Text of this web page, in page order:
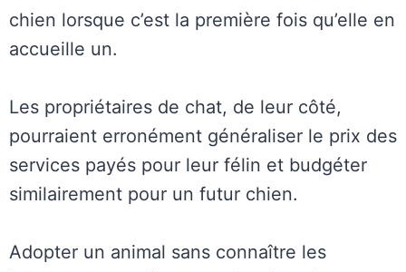
chien lorsque c’est la première fois qu’elle en
accueille un.
Les propriétaires de chat, de leur côté,
pourraient erronément généraliser le prix des
services payés pour leur félin et budgéter
similairement pour un futur chien.
Adopter un animal sans connaître les